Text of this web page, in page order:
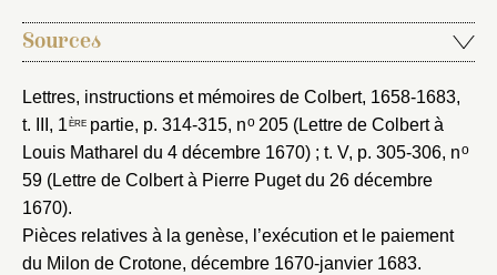
Sources
Lettres, instructions et mémoires de Colbert, 1658-1683,
t. III, 1èrepartie, p. 314-315, no205 (Lettre de Colbert à
Louis Matharel du 4 décembre 1670) ; t. V, p. 305-306, no
59 (Lettre de Colbert à Pierre Puget du 26 décembre
1670).
Pièces relatives à la genèse, l’exécution et le paiement
du Milon de Crotone, décembre 1670-janvier 1683.
Valider
Nouveau dossier
Courriel
Mot de passe